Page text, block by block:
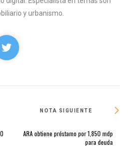
y urbanismo.
NOTA SIGUIENTE
ARA obtiene préstamo por 1,850 mdp
para deuda